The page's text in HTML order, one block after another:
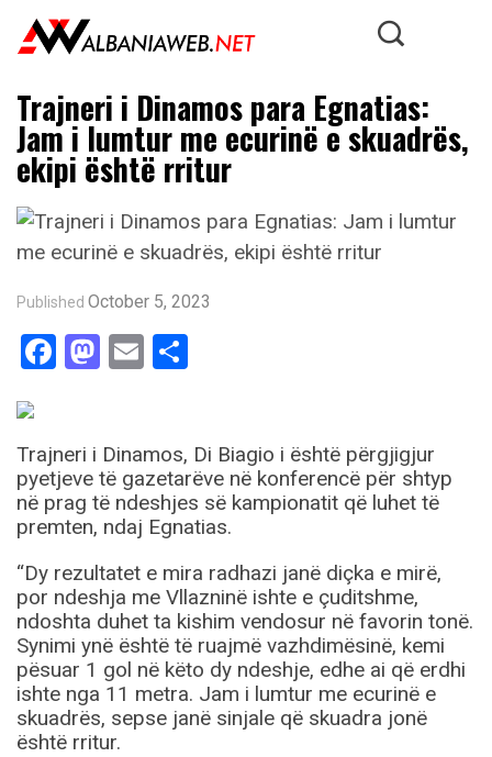
Trajneri i Dinamos para Egnatias:
Jam i lumtur me ecurinë e skuadrës,
ekipi është rritur
Published October 5, 2023
Facebook
Mastodon
Email
Trajneri i Dinamos, Di Biagio i është përgjigjur
pyetjeve të gazetarëve në konferencë për shtyp
në prag të ndeshjes së kampionatit që luhet të
premten, ndaj Egnatias.
“Dy rezultatet e mira radhazi janë diçka e mirë,
por ndeshja me Vllazninë ishte e çuditshme,
ndoshta duhet ta kishim vendosur në favorin tonë.
Synimi ynë është të ruajmë vazhdimësinë, kemi
pësuar 1 gol në këto dy ndeshje, edhe ai që erdhi
ishte nga 11 metra. Jam i lumtur me ecurinë e
skuadrës, sepse janë sinjale që skuadra jonë
është rritur.